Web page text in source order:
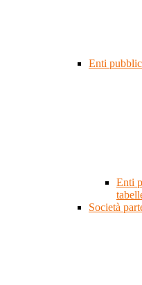
Enti
Enti
Società